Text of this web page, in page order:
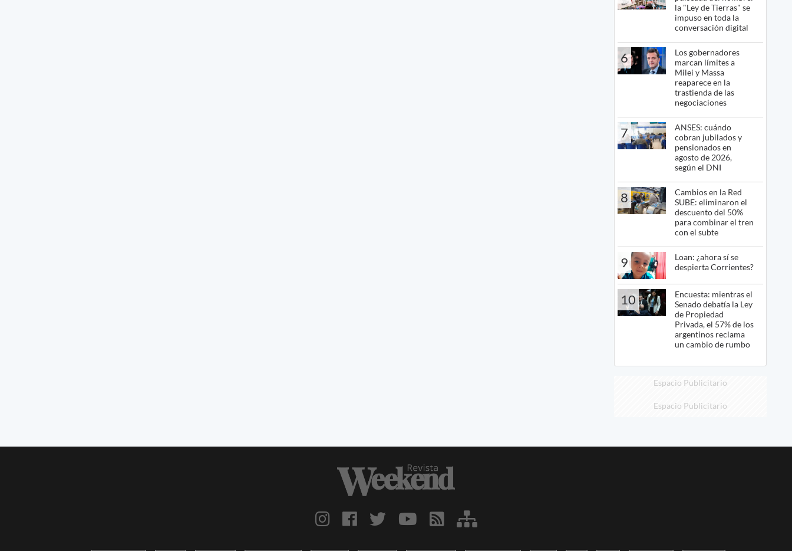
la "Ley de Tierras" se
impuso en toda la
conversación digital
6
Los gobernadores
marcan límites a
Milei y Massa
reaparece en la
trastienda de las
negociaciones
7
ANSES: cuándo
cobran jubilados y
pensionados en
agosto de 2026,
según el DNI
8
Cambios en la Red
SUBE: eliminaron el
descuento del 50%
para combinar el tren
con el subte
9
Loan: ¿ahora sí se
despierta Corrientes?
10
Encuesta: mientras el
Senado debatía la Ley
de Propiedad
Privada, el 57% de los
argentinos reclama
un cambio de rumbo
Espacio Publicitario
Espacio Publicitario